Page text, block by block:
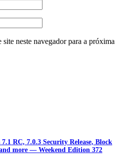
neste navegador para a próxima
RC, 7.0.3 Security Release, Block
more — Weekend Edition 372